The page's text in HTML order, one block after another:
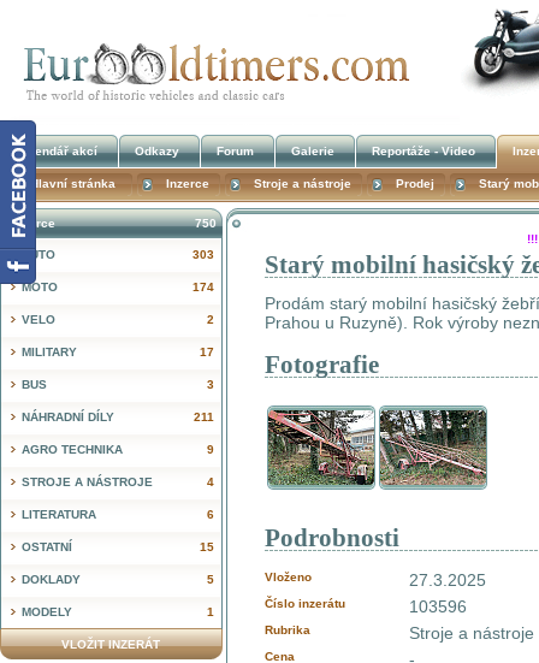
Starý mobilní hasičský
Prodám starý mobilní hasičský
Prahou u Ruzyně). Rok výroby
Fotografie
Podrobnosti
Vloženo 27.3.2025
Číslo inzerátu 103596
Rubrika Stroje a
Cena
750
Inzerce
303
AUTO
174
MOTO
2
VELO
17
MILITARY
3
BUS
211
NÁHRADNÍ DÍLY
9
AGRO TECHNIKA
4
STROJE A NÁSTROJE
6
LITERATURA
15
OSTATNÍ
5
DOKLADY
1
MODELY
VLOŽIT INZERÁT
Kalendář akcí Odkazy Forum Galerie Reportáže - Video
Hlavní stránka Inzerce Stroje a nástroje Prodej Starý